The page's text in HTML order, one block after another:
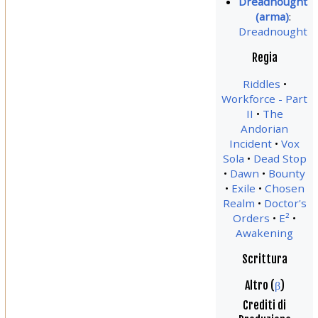
(arma):
Dreadnought
Regia
Riddles
Workforce - Part
II
The
Andorian
Incident
Vox
Sola
Dead Stop
Dawn
Bounty
Exile
Chosen
Realm
Doctor's
Orders
E²
Awakening
Scrittura
Altro (β)
Crediti di